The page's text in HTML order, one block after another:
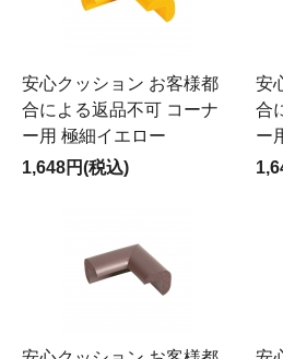
安心クッション お客様都
合による返品不可 コーナ
ー用 極細イエロー
1,648円(税込)
安
合
ー